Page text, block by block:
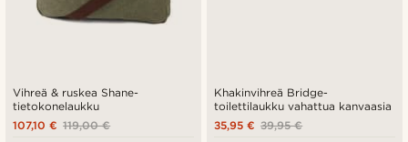
Vihreä & ruskea Shane-
tietokonelaukku
119,00 €
107,10 €
Khakinvihreä Bridge-
toilettilaukku vahattua kanvaasia
39,95 €
35,95 €